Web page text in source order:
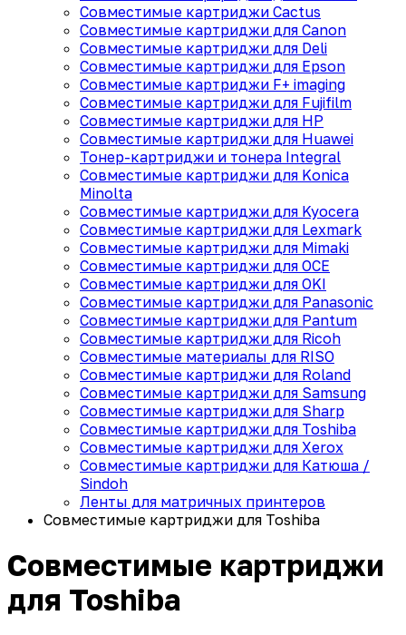
Совместимые картриджи Cactus
Совместимые картриджи для Canon
Совместимые картриджи для Deli
Совместимые картриджи для Epson
Совместимые картриджи F+ imaging
Совместимые картриджи для Fujifilm
Совместимые картриджи для HP
Совместимые картриджи для Huawei
Тонер-картриджи и тонера Integral
Совместимые картриджи для Konica
Minolta
Совместимые картриджи для Kyocera
Совместимые картриджи для Lexmark
Совместимые картриджи для Mimaki
Совместимые картриджи для OCE
Совместимые картриджи для OKI
Совместимые картриджи для Panasonic
Совместимые картриджи для Pantum
Совместимые картриджи для Ricoh
Совместимые материалы для RISO
Совместимые картриджи для Roland
Совместимые картриджи для Samsung
Совместимые картриджи для Sharp
Совместимые картриджи для Toshiba
Совместимые картриджи для Xerox
Совместимые картриджи для Катюша /
Sindoh
Ленты для матричных принтеров
Совместимые картриджи для Toshiba
Совместимые картриджи
для Toshiba